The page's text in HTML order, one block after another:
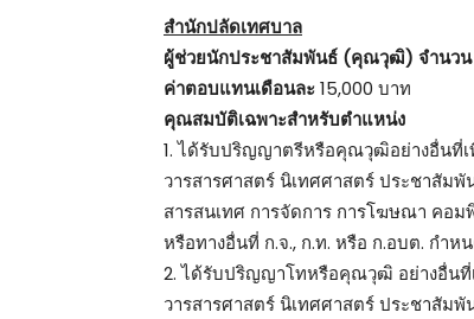
สำนักปลัดเทศบาล
ผู้ช่วยนักประชาสัมพันธ์ (คุณวุฒิ) จำนวน
ค่าตอบแทนเดือนละ15,000 บาท
คุณสมบัติเฉพาะสำหรับตำแหน่ง
1. ได้รับปริญญาตรีหรือคุณวุฒิอย่างอื่นที่เ
วารสารศาสตร์ นิเทศศาสตร์ ประชาสัม
สารสนเทศ การจัดการ การโฆษณา คอม
หรือทางอื่นที่ ก.จ., ก.ท. หรือ ก.อบต. กำ
2. ได้รับปริญญาโทหรือคุณวุฒิ อย่างอื่นที่
วารสารศาสตร์ นิเทศศาสตร์ ประชาสัม